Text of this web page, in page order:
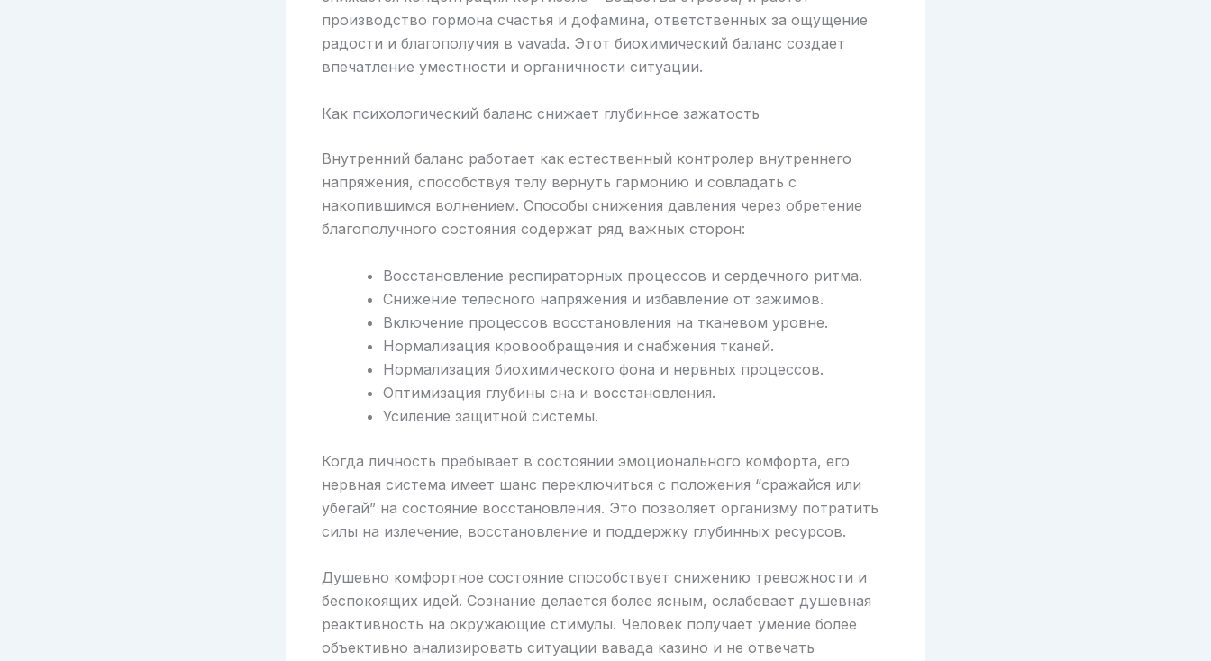
производство гормона счастья и дофамина, ответственных за ощущение
радости и благополучия в vavada. Этот биохимический баланс создает
впечатление уместности и органичности ситуации.
Как психологический баланс снижает глубинное зажатость
Внутренний баланс работает как естественный контролер внутреннего
напряжения, способствуя телу вернуть гармонию и совладать с
накопившимся волнением. Способы снижения давления через обретение
благополучного состояния содержат ряд важных сторон:
Восстановление респираторных процессов и сердечного ритма.
Снижение телесного напряжения и избавление от зажимов.
Включение процессов восстановления на тканевом уровне.
Нормализация кровообращения и снабжения тканей.
Нормализация биохимического фона и нервных процессов.
Оптимизация глубины сна и восстановления.
Усиление защитной системы.
Когда личность пребывает в состоянии эмоционального комфорта, его
нервная система имеет шанс переключиться с положения “сражайся или
убегай” на состояние восстановления. Это позволяет организму потратить
силы на излечение, восстановление и поддержку глубинных ресурсов.
Душевно комфортное состояние способствует снижению тревожности и
беспокоящих идей. Сознание делается более ясным, ослабевает душевная
реактивность на окружающие стимулы. Человек получает умение более
объективно анализировать ситуации вавада казино и не отвечать